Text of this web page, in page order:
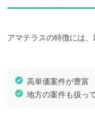
アマテラスの特徴には、
高単価案件が豊富
地方の案件も扱っ